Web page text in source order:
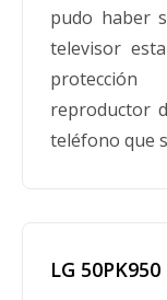
pudo haber
televisor
reproductor
teléfono que
LG 50PK950